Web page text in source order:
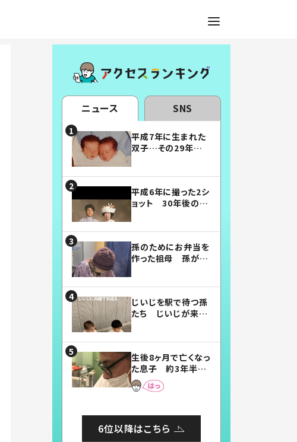
ニュース SNS
平成7年に生まれた
双子…その29年後
平成6年に撮った2シ
ョット 30年後の姿
孫のためにお弁当を
作った祖母 孫が絶
じいじを駅で待つ孫
たち じいじが来た
まらない」「幸せにな
れる」
生後8ヶ月で亡くなっ
た息子 約3年半
後、当時の妻の日記
に書いてあった本音
6位以降はこちら